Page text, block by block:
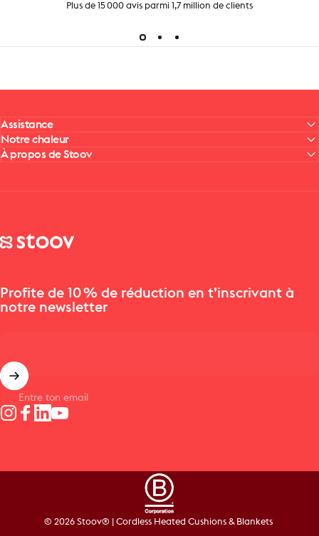
Plus de 15 000 avis parmi 1,7 million de clients
Assistance
Notre chaleur
À propos de Stoov
Stoov® | Cordless Heated Cushions & Blankets
Profite de 10 % de réduction en t’inscrivant à
notre newsletter
Entre ton email
© 2026 Stoov® | Cordless Heated Cushions & Blankets